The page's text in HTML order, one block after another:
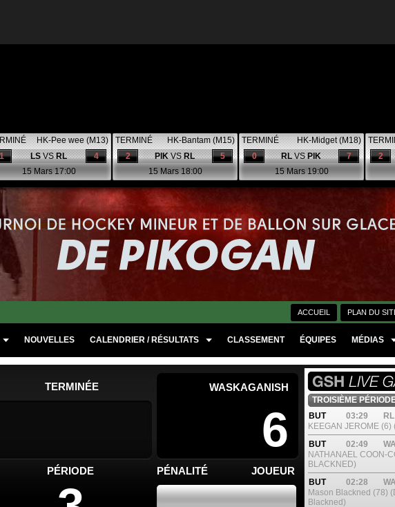
HK-Pee wee (M13)
4
LSVSRL
15 Mars 17:00
TERMINÉ
HK-Bantam (M15)
5
2 PIKVSRL
15 Mars 18:00
TERMINÉ
HK-Midget (M18)
7
0 RLVSPIK
15 Mars 19:00
2
PLAN DU
ACCUEIL
NOUVELLES CALENDRIER / RÉSULTATS CLASSEMENT ÉQUIPES MÉDIAS
WASKAGANISH
6
TERMINÉE
JOUEUR
PÉNALITÉ
PÉRIODE
TROISIÈME
BUT
03:29
RL
KEEGAN JEROME
BUT
02:49
NATHANAEL COON-
BLACKNED)
BUT
02:28
Mason Blackned (78)
Blackned)